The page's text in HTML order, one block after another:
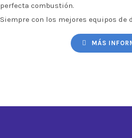
perfecta combustión.
Siempre con los mejores equipos de
MÁS